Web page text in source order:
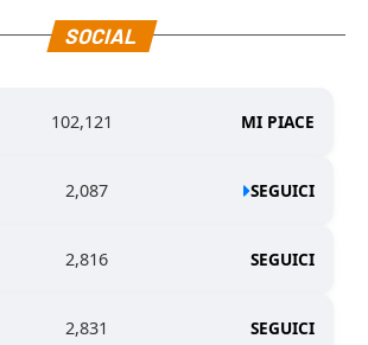
SOCIAL
102,121 MI PIACE
2,087 SEGUICI
2,816 SEGUICI
2,831 SEGUICI